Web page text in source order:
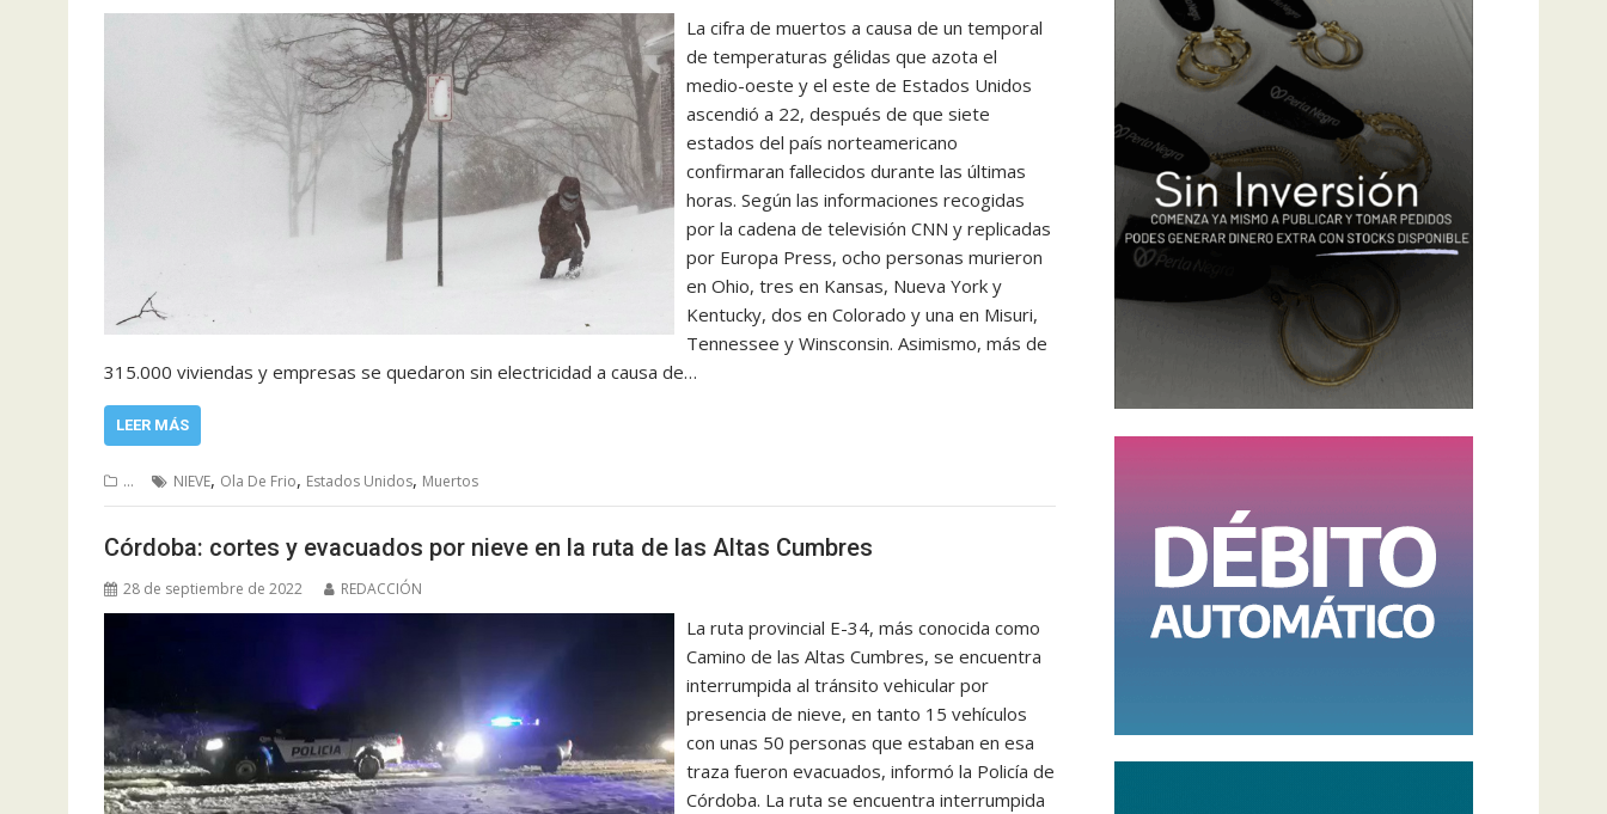
La cifra de muertos a causa de un temporal
de temperaturas gélidas que azota el
medio-oeste y el este de Estados Unidos
ascendió a 22, después de que siete
estados del país norteamericano
confirmaran fallecidos durante las últimas
horas. Según las informaciones recogidas
por la cadena de televisión CNN y replicadas
por Europa Press, ocho personas murieron
en Ohio, tres en Kansas, Nueva York y
Kentucky, dos en Colorado y una en Misuri,
Tennessee y Winsconsin. Asimismo, más de
315.000 viviendas y empresas se quedaron sin electricidad a causa de…
LEER MÁS
... NIEVE, Ola De Frio, Estados Unidos, Muertos
Córdoba: cortes y evacuados por nieve en la ruta de las Altas Cumbres
28 de septiembre de 2022 REDACCIÓN
La ruta provincial E-34, más conocida como
Camino de las Altas Cumbres, se encuentra
interrumpida al tránsito vehicular por
presencia de nieve, en tanto 15 vehículos
con unas 50 personas que estaban en esa
traza fueron evacuados, informó la Policía de
Córdoba. La ruta se encuentra interrumpida